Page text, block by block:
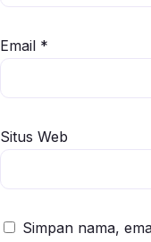
Email *
Situs Web
Simpan nama,